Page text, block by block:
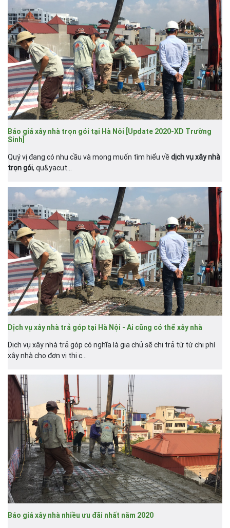
Báo giá xây nhà trọn gói tại Hà Nôi [Update 2020-XD Trường
Sinh]
Quý vị đang có nhu cầu và mong muốn tìm hiểu vềdịch vụ xây nhà
trọn gói, qu&yacut...
Dịch vụ xây nhà trả góp tại Hà Nội - Ai cũng có thể xây nhà
Dịch vụ xây nhà trả góp có nghĩa là gia chủ sẽ chi trả từ từ chi phí
xây nhà cho đơn vị thi c...
Báo giá xây nhà nhiều ưu đãi nhất năm 2020